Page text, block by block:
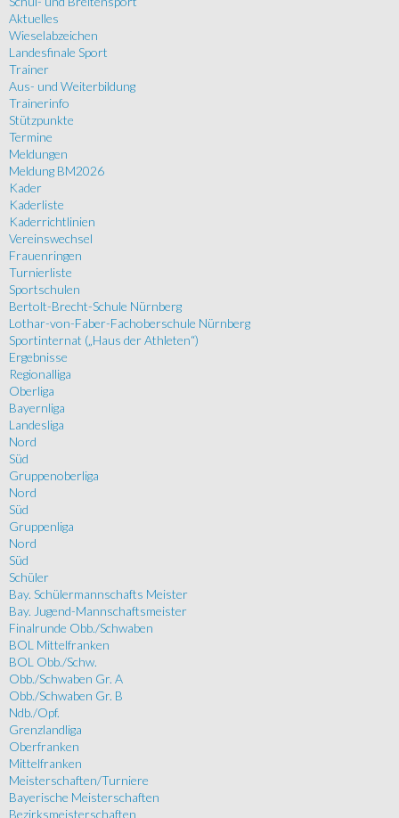
Aktuelles
Wieselabzeichen
Landesfinale Sport
Trainer
Aus- und Weiterbildung
Trainerinfo
Stützpunkte
Termine
Meldungen
Meldung BM2026
Kader
Kaderliste
Kaderrichtlinien
Vereinswechsel
Frauenringen
Turnierliste
Sportschulen
Bertolt-Brecht-Schule Nürnberg
Lothar-von-Faber-Fachoberschule Nürnberg
Sportinternat („Haus der Athleten“)
Ergebnisse
Regionalliga
Oberliga
Bayernliga
Landesliga
Nord
Süd
Gruppenoberliga
Nord
Süd
Gruppenliga
Nord
Süd
Schüler
Bay. Schülermannschafts Meister
Bay. Jugend-Mannschaftsmeister
Finalrunde Obb./Schwaben
BOL Mittelfranken
BOL Obb./Schw.
Obb./Schwaben Gr. A
Obb./Schwaben Gr. B
Ndb./Opf.
Grenzlandliga
Oberfranken
Mittelfranken
Meisterschaften/Turniere
Bayerische Meisterschaften
Bezirksmeisterschaften